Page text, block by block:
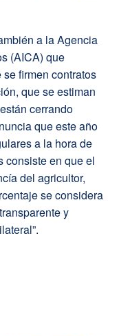
a la Agencia
(AICA) que
firmen contratos
que se estiman
cerrando
que este año
a la hora de
consiste en que el
del agricultor,
se considera
y